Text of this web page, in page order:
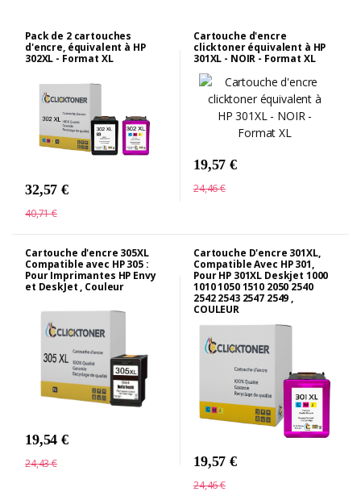
Pack de 2 cartouches
d'encre, équivalent à HP
302XL - Format XL
32,57 €
40,71 €
Cartouche d'encre
clicktoner équivalent à HP
301XL - NOIR - Format XL
19,57 €
24,46 €
Cartouche d'encre 305XL
Compatible avec HP 305 :
Pour Imprimantes HP Envy
et DeskJet , Couleur
19,54 €
24,43 €
Cartouche D'encre 301XL,
Compatible Avec HP 301,
Pour HP 301XL Deskjet 1000
1010 1050 1510 2050 2540
2542 2543 2547 2549 ,
COULEUR
19,57 €
24,46 €